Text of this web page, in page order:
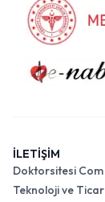
İLETİŞİM
Doktorsitesi
Teknoloji ve